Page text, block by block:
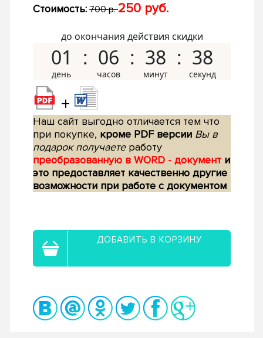
Стоимость: 700 р.250 руб.
до окончания действия скидки
01 06 38 37
+
Наш сайт выгодно отличается тем что
при покупке, кроме PDF версии Вы в
подарок получаетеработу
преобразованную в WORD - документ и
это предоставляет качественно другие
возможности при работе с документом
ДОБАВИТЬ В КОРЗИНУ